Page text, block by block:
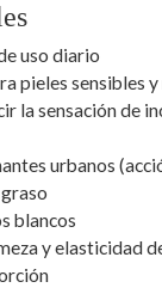
uso diario
pieles sensibles
la sensación de
urbanos
blancos
y elasticidad